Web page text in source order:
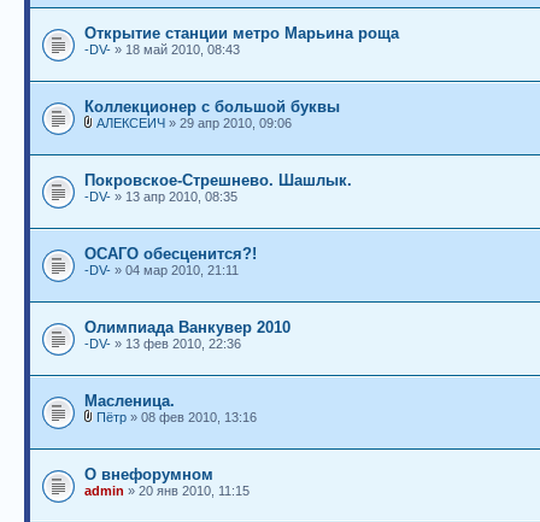
Открытие станции метро Марьина роща
-DV- » 18 май 2010, 08:43
Коллекционер с большой буквы
АЛЕКСЕИЧ » 29 апр 2010, 09:06
Покровское-Стрешнево. Шашлык.
-DV- » 13 апр 2010, 08:35
ОСАГО обесценится?!
-DV- » 04 мар 2010, 21:11
Олимпиада Ванкувер 2010
-DV- » 13 фев 2010, 22:36
Масленица.
Пётр » 08 фев 2010, 13:16
О внефорумном
admin » 20 янв 2010, 11:15